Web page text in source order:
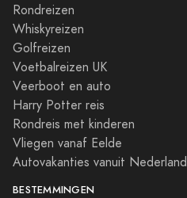
Rondreizen
Whiskyreizen
Golfreizen
Voetbalreizen UK
Veerboot en auto
Harry Potter reis
Rondreis met kinderen
Vliegen vanaf Eelde
Autovakanties vanuit Nederland
BESTEMMINGEN